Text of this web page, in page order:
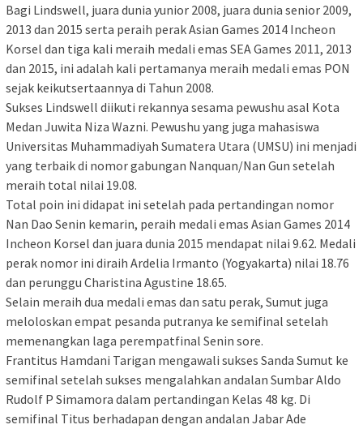
Bagi Lindswell, juara dunia yunior 2008, juara dunia senior 2009,
2013 dan 2015 serta peraih perak Asian Games 2014 Incheon
Korsel dan tiga kali meraih medali emas SEA Games 2011, 2013
dan 2015, ini adalah kali pertamanya meraih medali emas PON
sejak keikutsertaannya di Tahun 2008.
Sukses Lindswell diikuti rekannya sesama pewushu asal Kota
Medan Juwita Niza Wazni. Pewushu yang juga mahasiswa
Universitas Muhammadiyah Sumatera Utara (UMSU) ini menjadi
yang terbaik di nomor gabungan Nanquan/Nan Gun setelah
meraih total nilai 19.08.
Total poin ini didapat ini setelah pada pertandingan nomor
Nan Dao Senin kemarin, peraih medali emas Asian Games 2014
Incheon Korsel dan juara dunia 2015 mendapat nilai 9.62. Medali
perak nomor ini diraih Ardelia Irmanto (Yogyakarta) nilai 18.76
dan perunggu Charistina Agustine 18.65.
Selain meraih dua medali emas dan satu perak, Sumut juga
meloloskan empat pesanda putranya ke semifinal setelah
memenangkan laga perempatfinal Senin sore.
Frantitus Hamdani Tarigan mengawali sukses Sanda Sumut ke
semifinal setelah sukses mengalahkan andalan Sumbar Aldo
Rudolf P Simamora dalam pertandingan Kelas 48 kg. Di
semifinal Titus berhadapan dengan andalan Jabar Ade